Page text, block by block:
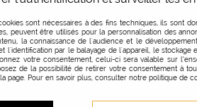
sont nécessaires à des fins techniques, ils sont
peuvent être utilisés pour la personnalisation des
la connaissance de l'audience et le
l'identification par le balayage de l'appareil, le stockage
votre consentement, celui-ci sera valable sur
de la possibilité de retirer votre consentement à
page. Pour en savoir plus, consulter notre politique de